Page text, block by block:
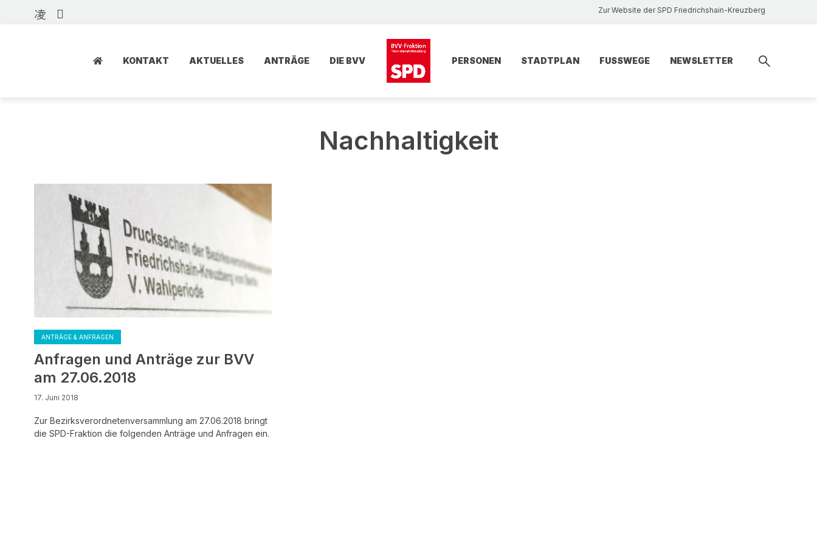
Zur Website der SPD Friedrichshain-Kreuzberg
KONTAKT AKTUELLES ANTRÄGE DIE BVV PERSONEN STADTPLAN FUSSWEGE NEWSLETTER
Nachhaltigkeit
ANTRÄGE & ANFRAGEN
Anfragen und Anträge zur BVV
am 27.06.2018
17. Juni 2018
Zur Bezirksverordnetenversammlung am 27.06.2018 bringt
die SPD-Fraktion die folgenden Anträge und Anfragen ein.